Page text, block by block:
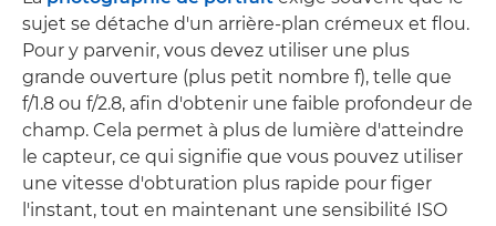
sujet se détache d'un arrière-plan crémeux et flou.
Pour y parvenir, vous devez utiliser une plus
grande ouverture (plus petit nombre f), telle que
f/1.8 ou f/2.8, afin d'obtenir une faible profondeur de
champ. Cela permet à plus de lumière d'atteindre
le capteur, ce qui signifie que vous pouvez utiliser
une vitesse d'obturation plus rapide pour figer
l'instant, tout en maintenant une sensibilité ISO